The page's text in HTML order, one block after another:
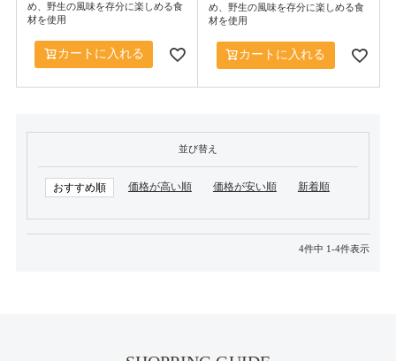
め、野生の風味を存分に楽しめる食
材を使用
カートに入れる
め、野生の風味を存分に楽しめる食
材を使用
カートに入れる
並び替え
おすすめ順 価格が高い順 価格が安い順 新着順
4件中 1-4件表示